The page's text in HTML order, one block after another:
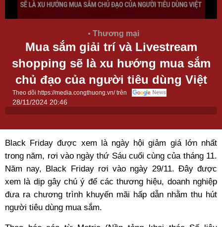
Thương mại
Mua sắm giải trí và Livestream
shopping sẽ là xu hướng mua sắm
chủ đạo của người tiêu dùng Việt
Theo dõi https://media.congthuong.vn/ trên
28/11/2024 20:46
Black Friday được xem là ngày hội giảm giá lớn nhất
trong năm, rơi vào ngày thứ Sáu cuối cùng của tháng 11.
Năm nay, Black Friday rơi vào ngày 29/11. Đây được
xem là dịp gây chú ý để các thương hiệu, doanh nghiệp
đưa ra chương trình khuyến mãi hấp dẫn nhằm thu hút
người tiêu dùng mua sắm.